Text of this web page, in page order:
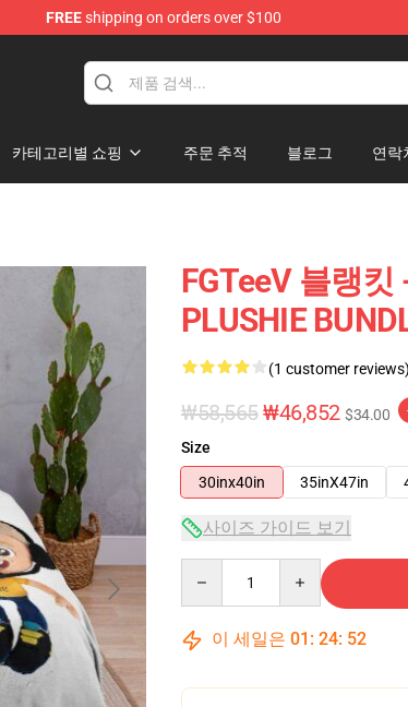
FREEshipping on orders over $100
카테고리별 쇼핑 주문 추적 블로그 연락
FGTeeV 블랭킷
PLUSHIE
(1 customer
₩58,565₩46,852 $34.00
Size
30inx40in
35inX47in
사이즈 가이드 보기
이 세일은 01 : 24: 51